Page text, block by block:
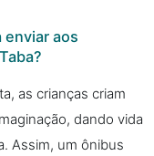
enviar aos
as crianças criam
dando vida
Assim, um ônibus